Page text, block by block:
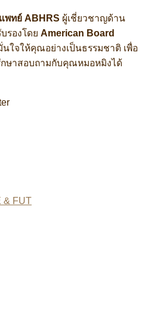
พทย์ ABHRS ผู้เชี่ยวชาญด้าน
รองโดย American Board
ใจให้คุณอย่างเป็นธรรมชาติ เพื่อ
ษาสอบถามกับคุณหมอหมิงได้
& FUT